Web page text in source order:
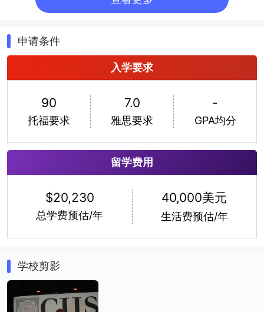
医学
申请条件
入学要求
90
托福要求
7.0
雅思要求
-
GPA均分
留学费用
$20,230
总学费预估/年
40,000美元
生活费预估/年
学校剪影